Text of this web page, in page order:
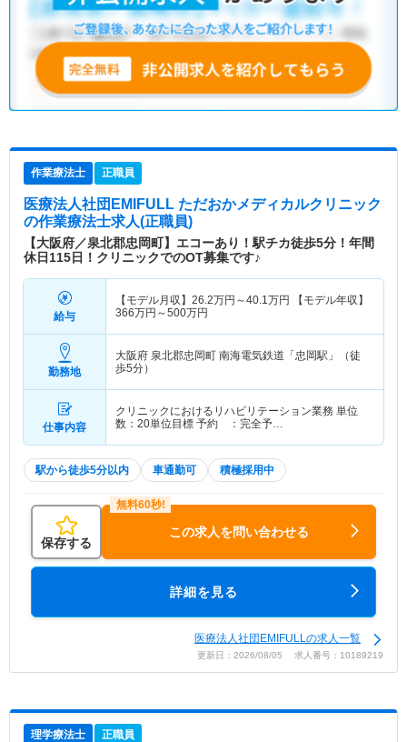
作業療法士 正職員
医療法人社団EMIFULL ただおかメディカルクリニック
の作業療法士求人(正職員)
【大阪府／泉北郡忠岡町】エコーあり！駅チカ徒歩5分！年間
休日115日！クリニックでのOT募集です♪
給与
【モデル月収】 26.2万円～40.1 万円 【モデル年収】
366万円～500万円
勤務地
大阪府 泉北郡忠岡町 南海電気鉄道「忠岡駅」（徒
歩5分）
仕事内容
クリニックにおけるリハビリテーション業務 単位
数：20単位目標 予約 ：完全予…
駅から徒歩5分以内 車通勤可 積極採用中
保存する
この求人を問い合わせる
詳細を見る
医療法人社団EMIFULLの求人一覧
更新日：2026/08/05 求人番号：10189219
理学療法士 正職員